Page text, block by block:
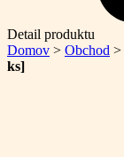
Detail produktu
Domov > Obchod >
ks]